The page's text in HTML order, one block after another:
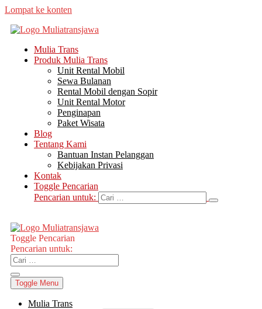
Lompat ke konten
Mulia Trans
Produk Mulia Trans
Unit Rental Mobil
Sewa Bulanan
Rental Mobil dengan Sopir
Unit Rental Motor
Penginapan
Paket Wisata
Blog
Tentang Kami
Bantuan Instan Pelanggan
Kebijakan Privasi
Kontak
Toggle Pencarian
Pencarian untuk:
Toggle Pencarian
Pencarian untuk:
Toggle Menu
Mulia Trans